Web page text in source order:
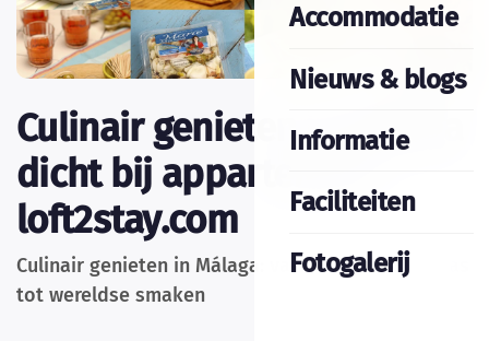
Accommodatie
Nieuws & blogs
Informatie
Faciliteiten
Fotogalerij
Culinair genieten in Malaga
dicht bij appartement
loft2stay.com
Culinair genieten in Málaga: van traditionele tapas
tot wereldse smaken